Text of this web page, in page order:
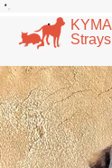
​​ΚΥΜΑ
​Strays